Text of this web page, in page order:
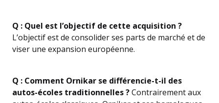
Q : Quel est l’objectif de cette acquisition ?
L’objectif est de consolider ses parts de marché et de
viser une expansion européenne.
Q : Comment Ornikar se différencie-t-il des
autos-écoles traditionnelles ?Contrairement aux